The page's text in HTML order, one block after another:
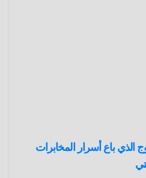
الذي باع أسرار المخابرات